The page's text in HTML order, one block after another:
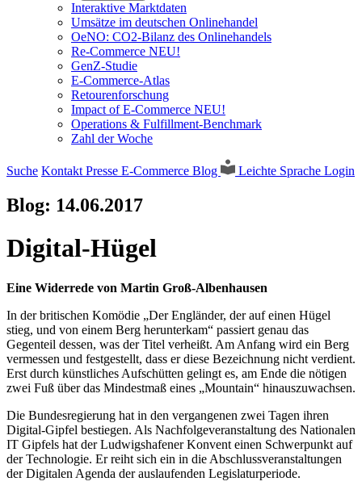
Interaktive Marktdaten
Umsätze im deutschen Onlinehandel
OeNO: CO2-Bilanz des Onlinehandels
Re-Commerce NEU!
GenZ-Studie
E-Commerce-Atlas
Retourenforschung
Impact of E-Commerce NEU!
Operations & Fulfillment-Benchmark
Zahl der Woche
Suche Kontakt Presse E-Commerce Blog Leichte Sprache Login
Blog: 14.06.2017
Digital-Hügel
Eine Widerrede von Martin Groß-Albenhausen
In der britischen Komödie „Der Engländer, der auf einen Hügel
stieg, und von einem Berg herunterkam“ passiert genau das
Gegenteil dessen, was der Titel verheißt. Am Anfang wird ein Berg
vermessen und festgestellt, dass er diese Bezeichnung nicht verdient.
Erst durch künstliches Aufschütten gelingt es, am Ende die nötigen
zwei Fuß über das Mindestmaß eines „Mountain“ hinauszuwachsen.
Die Bundesregierung hat in den vergangenen zwei Tagen ihren
Digital-Gipfel bestiegen. Als Nachfolgeveranstaltung des Nationalen
IT Gipfels hat der Ludwigshafener Konvent einen Schwerpunkt auf
der Technologie. Er reiht sich ein in die Abschlussveranstaltungen
der Digitalen Agenda der auslaufenden Legislaturperiode.